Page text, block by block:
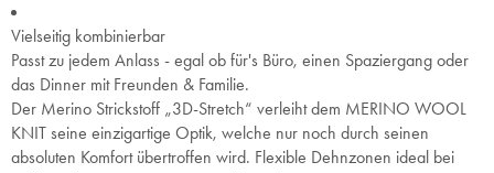
Vielseitig kombinierbar
Passt zu jedem Anlass - egal ob für's Büro, einen Spaziergang oder
das Dinner mit Freunden & Familie.
Der Merino Strickstoff „3D-Stretch“ verleiht dem MERINO WOOL
KNIT seine einzigartige Optik, welche nur noch durch seinen
absoluten Komfort übertroffen wird. Flexible Dehnzonen ideal bei